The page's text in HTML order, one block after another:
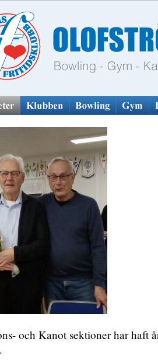
och Kanot sektioner har haft